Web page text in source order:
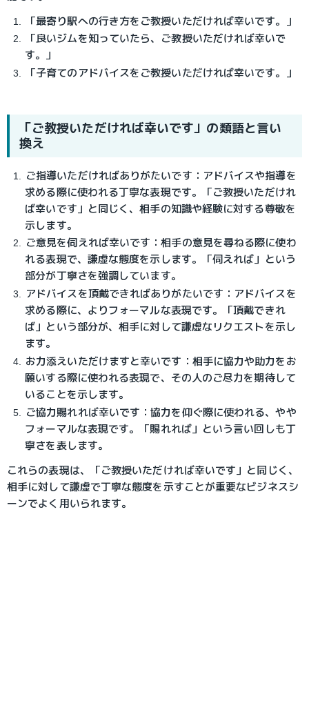
「最寄り駅への行き方をご教授いただければ幸いです。」
「良いジムを知っていたら、ご教授いただければ幸いで
す。」
「子育てのアドバイスをご教授いただければ幸いです。」
「ご教授いただければ幸いです」の類語と言い
換え
ご指導いただければありがたいです：アドバイスや指導を
求める際に使われる丁寧な表現です。「ご教授いただけれ
ば幸いです」と同じく、相手の知識や経験に対する尊敬を
示します。
ご意見を伺えれば幸いです：相手の意見を尋ねる際に使わ
れる表現で、謙虚な態度を示します。「伺えれば」という
部分が丁寧さを強調しています。
アドバイスを頂戴できればありがたいです：アドバイスを
求める際に、よりフォーマルな表現です。「頂戴できれ
ば」という部分が、相手に対して謙虚なリクエストを示し
ます。
お力添えいただけますと幸いです：相手に協力や助力をお
願いする際に使われる表現で、その人のご尽力を期待して
いることを示します。
ご協力賜れれば幸いです：協力を仰ぐ際に使われる、やや
フォーマルな表現です。「賜れれば」という言い回しも丁
寧さを表します。
これらの表現は、「ご教授いただければ幸いです」と同じく、
相手に対して謙虚で丁寧な態度を示すことが重要なビジネスシ
ーンでよく用いられます。